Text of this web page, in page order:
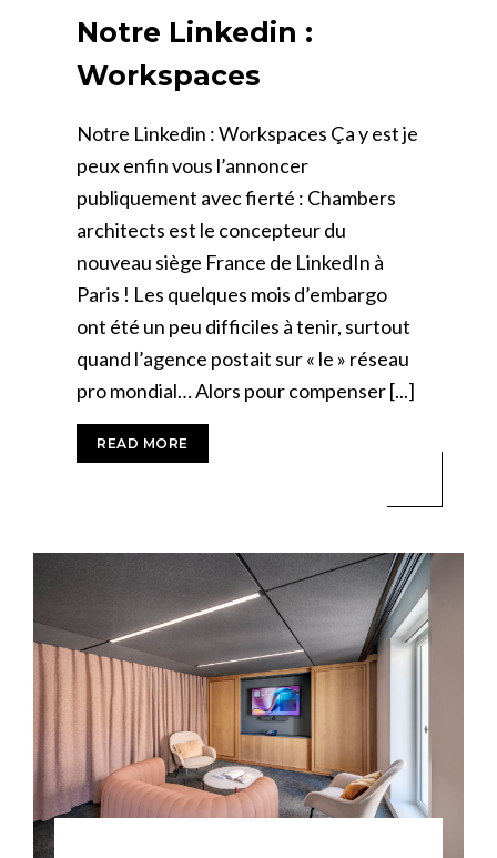
Notre Linkedin :
Workspaces
Notre Linkedin : Workspaces Ça y est je
peux enfin vous l’annoncer
publiquement avec fierté : Chambers
architects est le concepteur du
nouveau siège France de LinkedIn à
Paris ! Les quelques mois d’embargo
ont été un peu difficiles à tenir, surtout
quand l’agence postait sur « le » réseau
pro mondial… Alors pour compenser [...]
READ MORE